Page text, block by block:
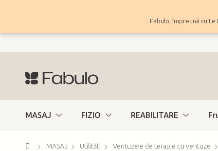
Fabulo, împreună cu
MASAJ FIZIO REABILITARE
AcasăMASAJ Utilităti Ventuzele de terapie cu ventuze